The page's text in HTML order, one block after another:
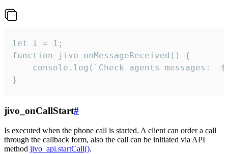
let i = 1;
function jivo_onMessageReceived() {
}
jivo_onCallStart#
Is executed when the phone call is started. A client can order a call
through the callback form, also the call can be initiated via API
method jivo_api.startCall().